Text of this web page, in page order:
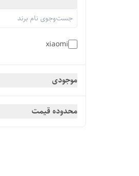
xiaomi
موجودی
محدوده قیمت